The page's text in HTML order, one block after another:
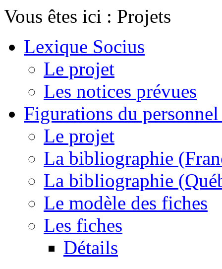
Vous êtes ici : Projets
Lexique Socius
Le projet
Les notices prévues
Figurations du
Le projet
La bibliographie
La bibliographie
Le modèle des fiches
Les fiches
Détails